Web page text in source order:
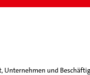
Unternehmen und